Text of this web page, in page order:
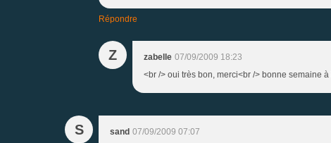
Répondre
Z zabelle 07/09/2009 18:23
<br /> oui très bon, merci<br /> bonne semaine
S sand 07/09/2009 07:07